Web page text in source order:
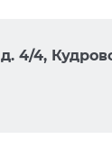
4/4,